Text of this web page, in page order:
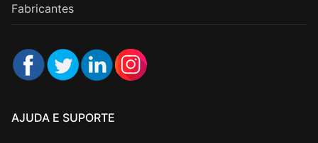
Fabricantes
AJUDA E SUPORTE